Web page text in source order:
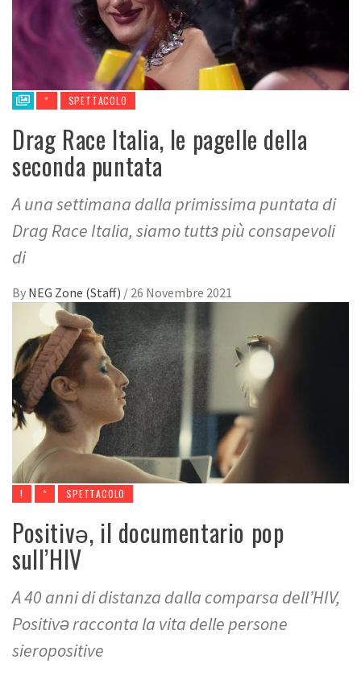
* SPETTACOLO
Drag Race Italia, le pagelle della
seconda puntata
A una settimana dalla primissima puntata di
Drag Race Italia, siamo tuttз più consapevoli
di
By NEG Zone (Staff) / 26 Novembre 2021
! * SPETTACOLO
Positivǝ, il documentario pop
sull’HIV
A 40 anni di distanza dalla comparsa dell’HIV,
Positivǝ racconta la vita delle persone
sieropositive